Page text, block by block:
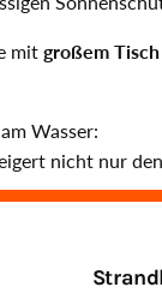
mit großem Tisch
Wasser:
nicht nur